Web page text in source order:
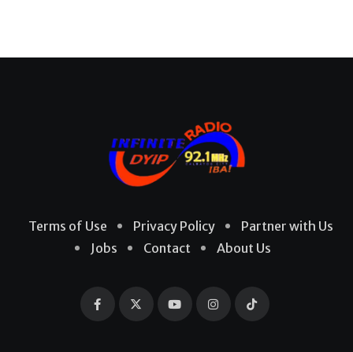
Terms of Use Privacy Policy
Partner with Us
Jobs
Contact About Us